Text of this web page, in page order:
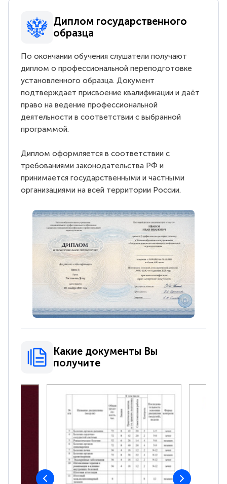
Диплом государственного
образца
По окончании обучения слушатели получают
диплом о профессиональной переподготовке
установленного образца. Документ
подтверждает присвоение квалификации и даёт
право на ведение профессиональной
деятельности в соответствии с выбранной
программой.
Диплом оформляется в соответствии с
требованиями законодательства РФ и
принимается государственными и частными
организациями на всей территории России.
Какие документы Вы
получите